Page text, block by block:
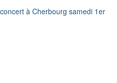
à Cherbourg samedi 1er